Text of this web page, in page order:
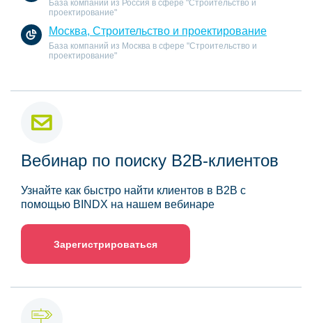
База компаний из Россия в сфере "Строительство и
проектирование"
Москва, Строительство и проектирование
База компаний из Москва в сфере "Строительство и
проектирование"
Вебинар по поиску B2B-клиентов
Узнайте как быстро найти клиентов в B2B с
помощью BINDX на нашем вебинаре
Зарегистрироваться